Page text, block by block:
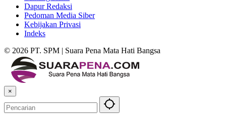
Dapur Redaksi
Pedoman Media Siber
Kebijakan Privasi
Indeks
© 2026 PT. SPM | Suara Pena Mata Hati Bangsa
×